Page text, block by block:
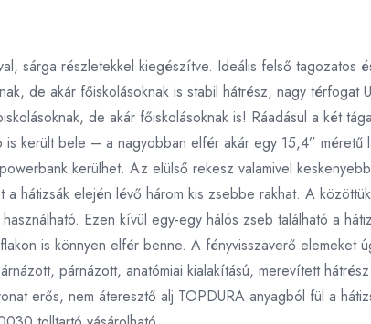
sárga részletekkel kiegészítve. Ideális felső tagozatos
de akár főiskolásoknak is stabil hátrész, nagy térfogat
de akár főiskolásoknak is! Ráadásul a két
került bele – a nagyobban elfér akár egy 15,4” méretű
kerülhet. Az elülső rekesz valamivel
hátizsák elején lévő három kis zsebbe rakhat. A
Ezen kívül egy-egy hálós zseb található a
is könnyen elfér benne. A fényvisszaverő elemeket
párnázott, anatómiai kialakítású, merevített
erős, nem áteresztő alj TOPDURA anyagból fül a